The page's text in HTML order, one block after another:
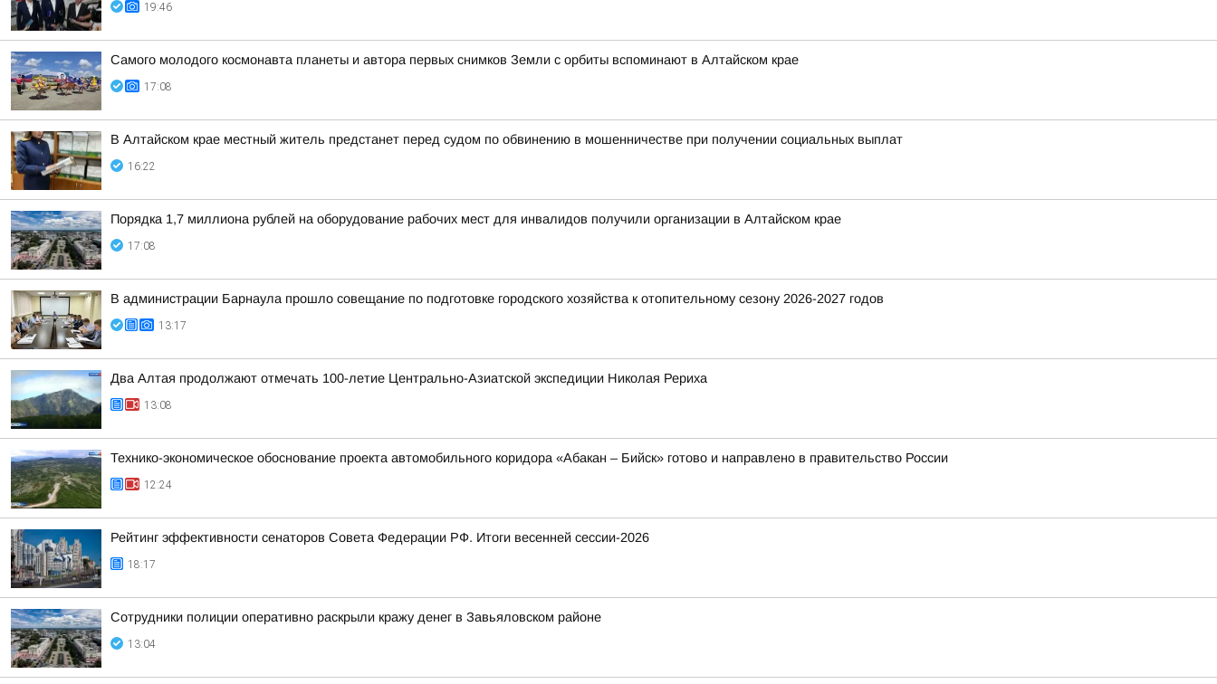
19:46
Самого молодого космонавта планеты и автора первых снимков Земли с орбиты вспоминают в Алтайском крае
17:08
В Алтайском крае местный житель предстанет перед судом по обвинению в мошенничестве при получении социальных выплат
16:22
Порядка 1,7 миллиона рублей на оборудование рабочих мест для инвалидов получили организации в Алтайском крае
17:08
В администрации Барнаула прошло совещание по подготовке городского хозяйства к отопительному сезону 2026-2027 годов
13:17
Два Алтая продолжают отмечать 100-летие Центрально-Азиатской экспедиции Николая Рериха
13:08
Технико-экономическое обоснование проекта автомобильного коридора «Абакан – Бийск» готово и направлено в правительство России
12:24
Рейтинг эффективности сенаторов Совета Федерации РФ. Итоги весенней сессии-2026
18:17
Сотрудники полиции оперативно раскрыли кражу денег в Завьяловском районе
13:04